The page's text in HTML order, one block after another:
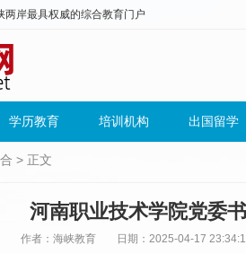
两岸最具权威的综合教育门户
学历教育 培训机构 出国留学
> 正文
河南职业技术学院党委
作者：海峡教育 日期：2025-04-17